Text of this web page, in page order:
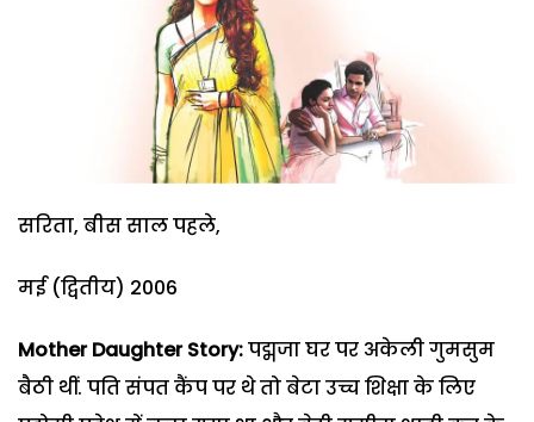
सरिता, बीस साल पहले,
मई (द्वितीय) 2006
Mother Daughter Story:पद्मजा घर पर अकेली गुमसुम
बैठी थीं. पति संपत कैंप पर थे तो बेटा उच्च शिक्षा के लिए